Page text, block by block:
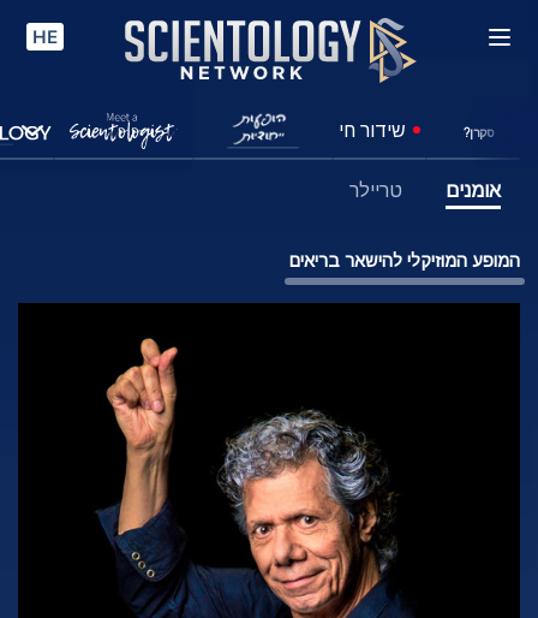
HE
סקרן? שידור חי
אומנים טריילר
המופע המוזיקלי להישאר בריאים